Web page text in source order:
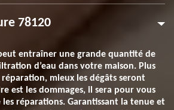
78120
entraîner une grande quantité de
d’eau dans votre maison. Plus
mieux les dégâts seront
est les dommages, il sera pour vous
réparations. Garantissant la tenue et